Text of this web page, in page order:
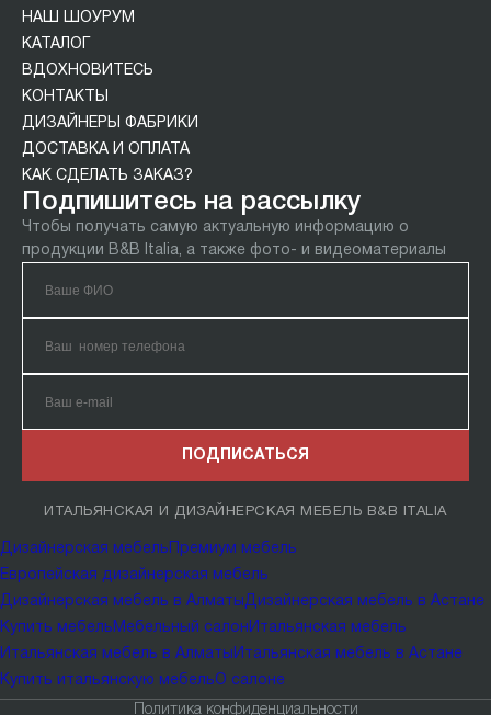
НАШ ШОУРУМ
КАТАЛОГ
ВДОХНОВИТЕСЬ
КОНТАКТЫ
ДИЗАЙНЕРЫ ФАБРИКИ
ДОСТАВКА И ОПЛАТА
КАК СДЕЛАТЬ ЗАКАЗ?
Подпишитесь на рассылку
Чтобы получать самую актуальную информацию о
продукции B&B Italia, а также фото- и видеоматериалы
ПОДПИСАТЬСЯ
ИТАЛЬЯНСКАЯ И ДИЗАЙНЕРСКАЯ МЕБЕЛЬ B&B ITALIA
Дизайнерская мебель Премиум мебель
Европейская дизайнерская мебель
Дизайнерская мебель в Алматы Дизайнерская мебель в Астане
Купить мебель Мебельный салон Итальянская мебель
Итальянская мебель в Алматы Итальянская мебель в Астане
Купить итальянскую мебельО салоне
Политика конфиденциальности